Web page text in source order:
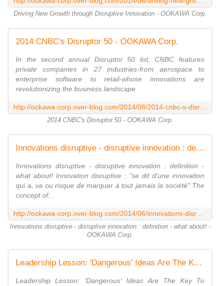
Driving New Growth through Disruptive Innovation - OOKAWA Corp.
2014 CNBC's Disruptor 50 - OOKAWA Corp.
In the second annual Disruptor 50 list, CNBC features
private companies in 27 industries-from aerospace to
enterprise software to retail-whose innovations are
revolutionizing the business landscape
2014 CNBC's Disruptor 50 - OOKAWA Corp.
Innovations disruptive - disruptive innovation : definition - what about! - OOKAWA Corp.
Innovations disruptive - disruptive innovation : definition -
what about! Innovation disruptive : "se dit d'une innovation
qui a, va ou risque de marquer à tout jamais la société" The
concept of...
Innovations disruptive - disruptive innovation : definition - what about! -
OOKAWA Corp.
Leadership Lesson: 'Dangerous' Ideas Are The Key To Innovation - Dare to be better ? OK ! - OOKAWA Corp.
Leadership Lesson: 'Dangerous' Ideas Are The Key To